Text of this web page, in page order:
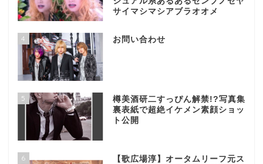
サイマシマシアブラオオメ
4 お問い合わせ
5
樽美酒研二すっぴん解禁!?写真集
裏表紙で超絶イケメン素顔ショッ
ト公開
6
【歌広場淳】オータムリーフ元ス